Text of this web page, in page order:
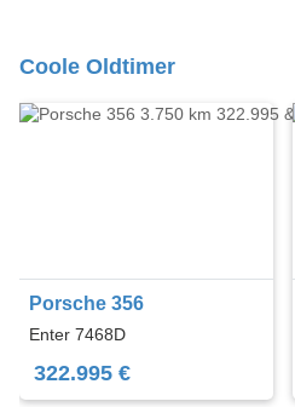
Coole Oldtimer
Porsche 356
Enter 7468D
322.995 €